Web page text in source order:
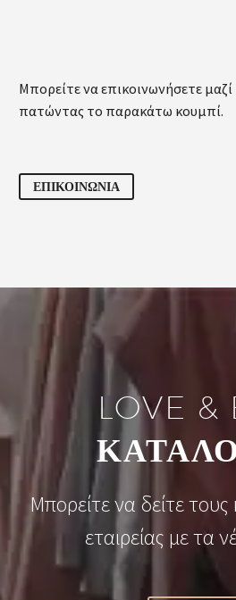
Μπορείτε να επικοινωνήσετε
πατώντας το παρακάτω κουμπί.
ΕΠΙΚΟΙΝΩΝΙΑ
LOVE &
Μπορείτε να δείτε
εταιρείας με τα